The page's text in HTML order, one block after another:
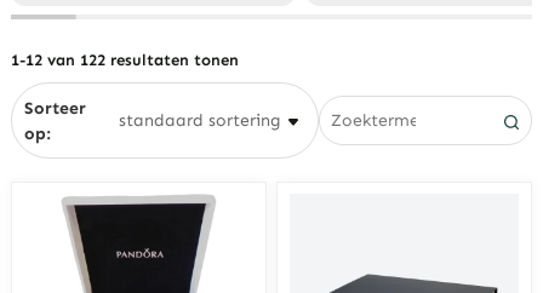
1-12 van 122 resultaten tonen
Sorteer
op: